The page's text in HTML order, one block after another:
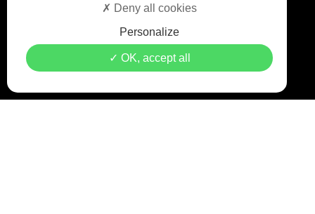
Politique de confidentialité
Politique de cookies
Crédits MEDIAPILOTE
OK, accept all
Personalize
Deny all cookies